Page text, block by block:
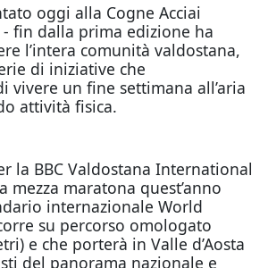
oggi alla Cogne Acciai
- fin dalla prima edizione ha
l’intera comunità valdostana,
di iniziative che
vivere un fine settimana all’aria
attività fisica.
la BBC Valdostana International
mezza maratona quest’anno
internazionale World
su percorso omologato
e che porterà in Valle d’Aosta
del panorama nazionale e